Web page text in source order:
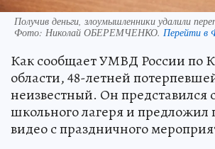
Получив деньги, злоумышленники удалили
Фото: Николай ОБЕРЕМЧЕНКО. Перейти в
Как сообщает УМВД России по
области, 48-летней
неизвестный. Он представился
школьного лагеря и предложил
видео с праздничного